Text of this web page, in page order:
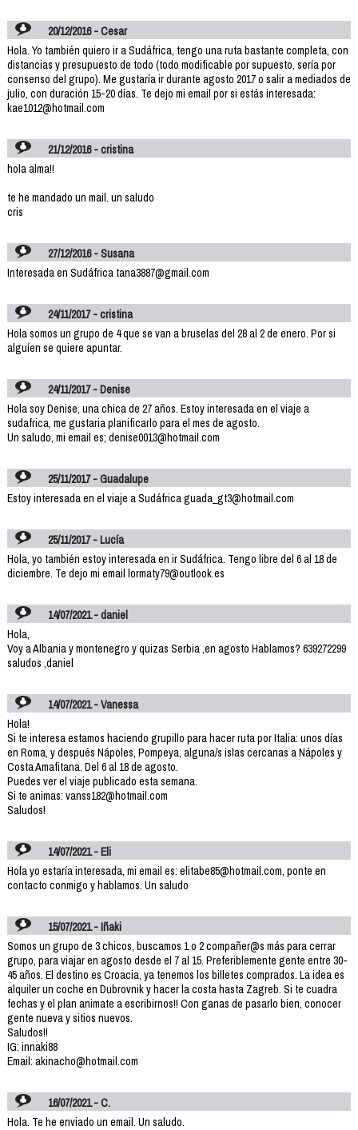
20/12/2016 - Cesar
Hola. Yo también quiero ir a Sudáfrica, tengo una ruta bastante completa, con
distancias y presupuesto de todo (todo modificable por supuesto, sería por
consenso del grupo). Me gustaría ir durante agosto 2017 o salir a mediados de
julio, con duración 15-20 días. Te dejo mi email por si estás interesada:
kae1012@hotmail.com
21/12/2016 - cristina
hola alma!!
te he mandado un mail. un saludo
cris
27/12/2016 - Susana
Interesada en Sudáfrica tana3887@gmail.com
24/11/2017 - cristina
Hola somos un grupo de 4 que se van a bruselas del 28 al 2 de enero. Por si
alguíen se quiere apuntar.
24/11/2017 - Denise
Hola soy Denise, una chica de 27 años. Estoy interesada en el viaje a
sudafrica, me gustaria planificarlo para el mes de agosto.
Un saludo, mi email es; denise0013@hotmail.com
25/11/2017 - Guadalupe
Estoy interesada en el viaje a Sudáfrica guada_gt3@hotmail.com
25/11/2017 - Lucía
Hola, yo también estoy interesada en ir Sudáfrica. Tengo libre del 6 al 18 de
diciembre. Te dejo mi email lormaty79@outlook.es
14/07/2021 - daniel
Hola,
Voy a Albania y montenegro y quizas Serbia ,en agosto Hablamos? 639272299
saludos ,daniel
14/07/2021 - Vanessa
Hola!
Si te interesa estamos haciendo grupillo para hacer ruta por Italia: unos días
en Roma, y después Nápoles, Pompeya, alguna/s islas cercanas a Nápoles y
Costa Amafitana. Del 6 al 18 de agosto.
Puedes ver el viaje publicado esta semana.
Si te animas: vanss182@hotmail.com
Saludos!
14/07/2021 - Eli
Hola yo estaría interesada, mi email es: elitabe85@hotmail.com, ponte en
contacto conmigo y hablamos. Un saludo
15/07/2021 - Iñaki
Somos un grupo de 3 chicos, buscamos 1 o 2 compañer@s más para cerrar
grupo, para viajar en agosto desde el 7 al 15. Preferiblemente gente entre 30-
45 años. El destino es Croacia, ya tenemos los billetes comprados. La idea es
alquiler un coche en Dubrovnik y hacer la costa hasta Zagreb. Si te cuadra
fechas y el plan animate a escribirnos!! Con ganas de pasarlo bien, conocer
gente nueva y sitios nuevos.
Saludos!!
IG: innaki88
Email: akinacho@hotmail.com
16/07/2021 - C.
Hola. Te he enviado un email. Un saludo.